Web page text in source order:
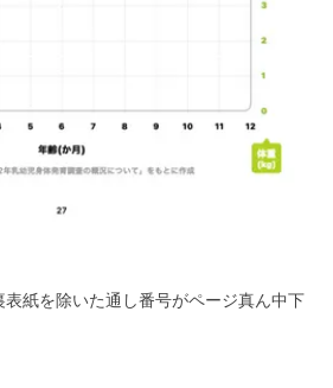
紙を除いた通し番号がページ真ん中下